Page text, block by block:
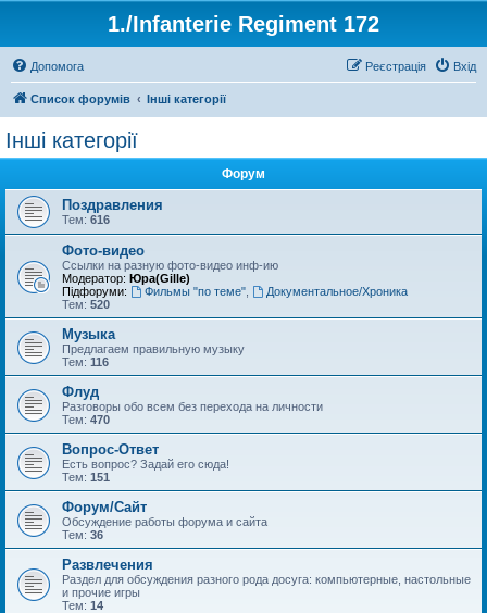
1./Infanterie Regiment 172
Допомога Вхід
Реєстрація
Список форумів Інші категорії
Інші категорії
Форум
Поздравления
Тем: 616
Фото-видео
Ссылки на разную фото-видео инф-ию
Модератор: Юра(Gille)
Підфоруми:
Фильмы "по теме",
Документальное/Хроника
Тем: 520
Музыка
Предлагаем правильную музыку
Тем: 116
Флуд
Разговоры обо всем без перехода на личности
Тем: 470
Вопрос-Ответ
Есть вопрос? Задай его сюда!
Тем: 151
Форум/Сайт
Обсуждение работы форума и сайта
Тем: 36
Развлечения
Раздел для обсуждения разного рода досуга: компьютерные, настольные
и прочие игры
Тем: 14